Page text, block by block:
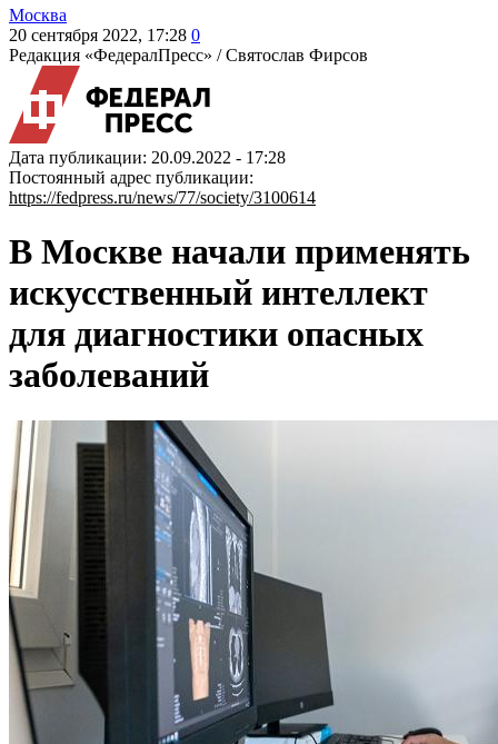
Москва
20 сентября 2022, 17:28 0
Редакция «ФедералПресс» /Святослав Фирсов
Дата публикации: 20.09.2022 - 17:28
Постоянный адрес публикации:
https://fedpress.ru/news/77/society/3100614
В Москве начали применять
искусственный интеллект
для диагностики опасных
заболеваний